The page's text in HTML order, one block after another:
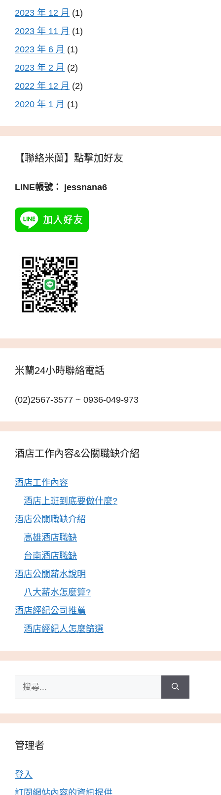
2023 年 12 月 (1)
2023 年 11 月 (1)
2023 年 6 月 (1)
2023 年 2 月 (2)
2022 年 12 月 (2)
2020 年 1 月 (1)
【聯絡米蘭】點擊加好友
LINE帳號： jessnana6
米蘭24小時聯絡電話
(02)2567-3577 ~ 0936-049-973
酒店工作內容&公關職缺介紹
酒店工作內容
酒店上班到底要做什麼?
酒店公關職缺介紹
高雄酒店職缺
台南酒店職缺
酒店公關薪水說明
八大薪水怎麼算?
酒店經紀公司推薦
酒店經紀人怎麼篩選
管理者
登入
訂閱網站內容的資訊提供